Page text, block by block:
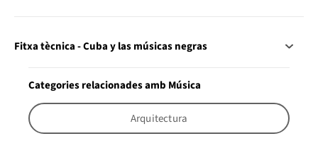
Fitxa tècnica - Cuba y las músicas negras
Categories relacionades amb Música
Arquitectura